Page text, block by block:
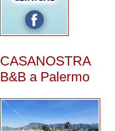
CASANOSTRA
B&B a Palermo